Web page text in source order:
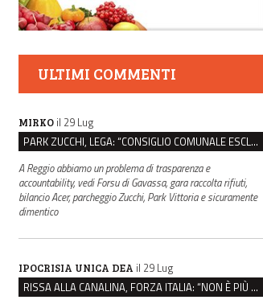
ULTIMI COMMENTI
MIRKO il 29 Lug
PARK ZUCCHI, LEGA: “CONSIGLIO COMUNALE ESCLUSO DALLE SCELTE, PRETENDIAMO TUTTI GLI ATTI”
A Reggio abbiamo un problema di trasparenza e
accountability, vedi Forsu di Gavassa, gara raccolta rifiuti,
bilancio Acer, parcheggio Zucchi, Park Vittoria e sicuramente
dimentico
IPOCRISIA UNICA DEA il 29 Lug
RISSA ALLA CANALINA, FORZA ITALIA: “NON È PIÙ EMERGENZA EDUCATIVA, MA DI SICUREZZA”